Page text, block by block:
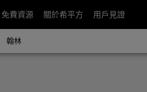
免費資源 關於希平方 用戶見證
翰林